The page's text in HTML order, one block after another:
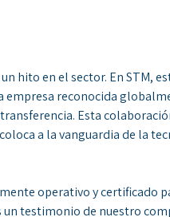
hito en el sector. En STM,
empresa reconocida
Esta
a la vanguardia de la
operativo y certificado
un testimonio de nuestro